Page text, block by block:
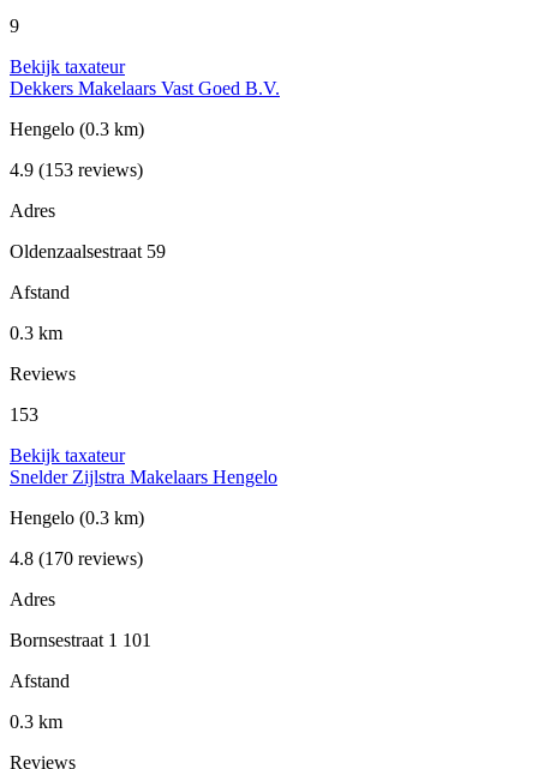
9
Bekijk taxateur
Dekkers Makelaars Vast Goed B.V.
Hengelo (0.3 km)
4.9 (153 reviews)
Adres
Oldenzaalsestraat 59
Afstand
0.3 km
Reviews
153
Bekijk taxateur
Snelder Zijlstra Makelaars Hengelo
Hengelo (0.3 km)
4.8 (170 reviews)
Adres
Bornsestraat 1 101
Afstand
0.3 km
Reviews